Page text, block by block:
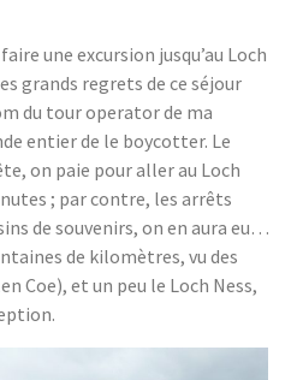
une excursion jusqu’au Loch
grands regrets de ce séjour
du tour operator de ma
entier de le boycotter. Le
on paie pour aller au Loch
; par contre, les arrêts
de souvenirs, on en aura eu…
de kilomètres, vu des
Coe), et un peu le Loch Ness,